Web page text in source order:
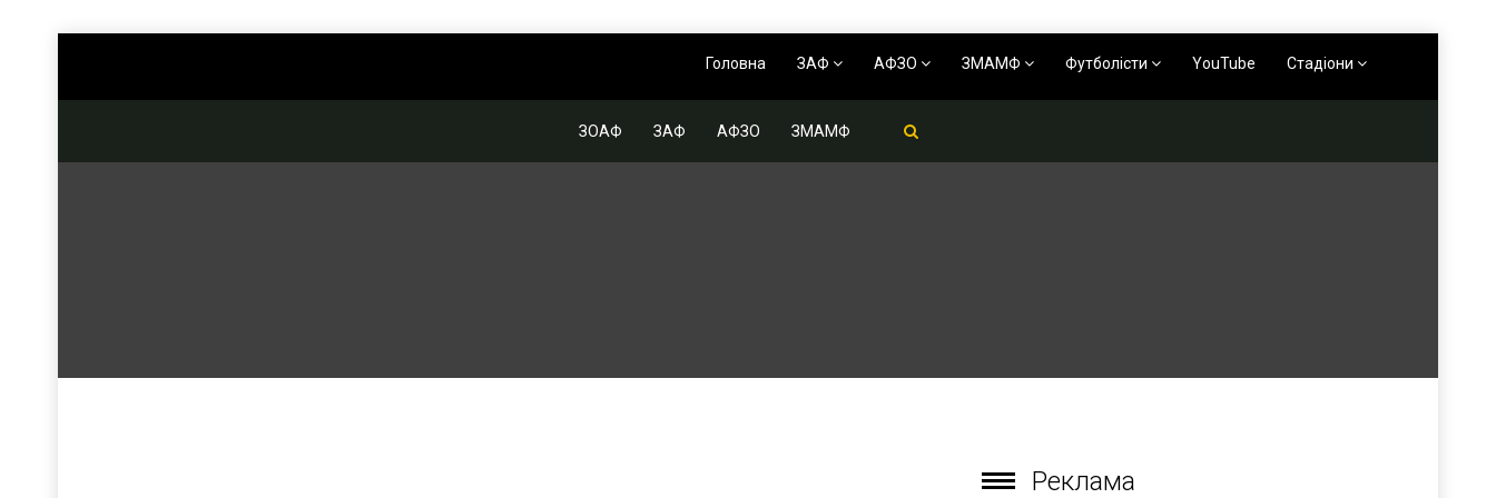
Головна ЗАФ АФЗО ЗМАМФ Футболісти YouTube Стадіони
ЗОАФ ЗАФ АФЗО ЗМАМФ
Реклама